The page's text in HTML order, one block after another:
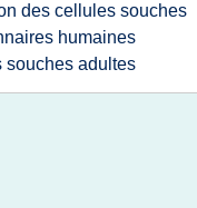
des cellules souches
humaines
souches adultes